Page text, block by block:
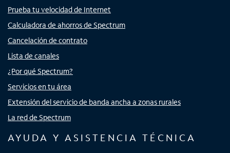
Prueba tu velocidad de Internet
Calculadora de ahorros de Spectrum
Cancelación de contrato
Lista de canales
¿Por qué Spectrum?
Servicios en tu área
Extensión del servicio de banda ancha a zonas rurales
La red de Spectrum
AYUDA Y ASISTENCIA TÉCNICA